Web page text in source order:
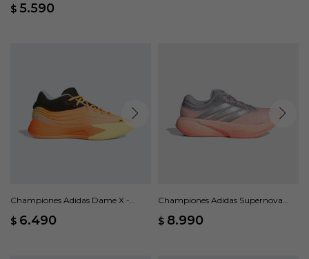
$ 5.590
Championes Adidas Dame X -
$ 6.490
Championes Adidas Supernova
$ 8.990